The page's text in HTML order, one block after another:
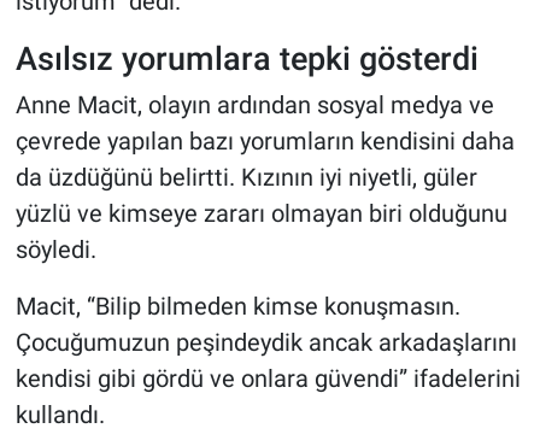
Asılsız yorumlara tepki gösterdi
Anne Macit, olayın ardından sosyal medya ve
çevrede yapılan bazı yorumların kendisini daha
da üzdüğünü belirtti. Kızının iyi niyetli, güler
yüzlü ve kimseye zararı olmayan biri olduğunu
söyledi.
Macit, “Bilip bilmeden kimse konuşmasın.
Çocuğumuzun peşindeydik ancak arkadaşlarını
kendisi gibi gördü ve onlara güvendi” ifadelerini
kullandı.